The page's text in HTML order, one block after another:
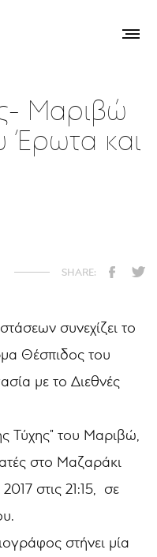
Μαριβώ
Έρωτα και
συνεχίζει το
Θέσπιδος του
με το Διεθνές
Τύχης" του Μαριβώ,
στο Μαζαράκι
στις 21:15, σε
στήνει μία